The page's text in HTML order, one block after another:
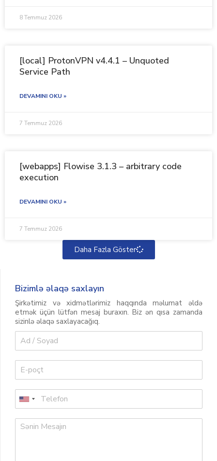
8 Temmuz 2026
[local] ProtonVPN v4.4.1 – Unquoted
Service Path
DEVAMINI OKU »
7 Temmuz 2026
[webapps] Flowise 3.1.3 – arbitrary code
execution
DEVAMINI OKU »
7 Temmuz 2026
Daha Fazla Göster
Bizimlə əlaqə saxlayın
Şirkətimiz və xidmətlərimiz haqqında məlumat əldə
etmək üçün lütfən mesaj buraxın. Biz ən qısa zamanda
sizinlə əlaqə saxlayacağıq.